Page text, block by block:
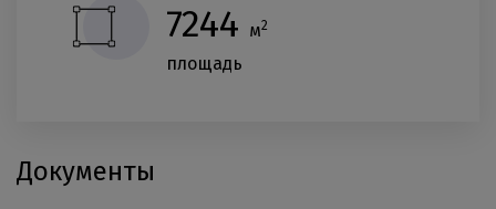
7244 м2
площадь
Документы